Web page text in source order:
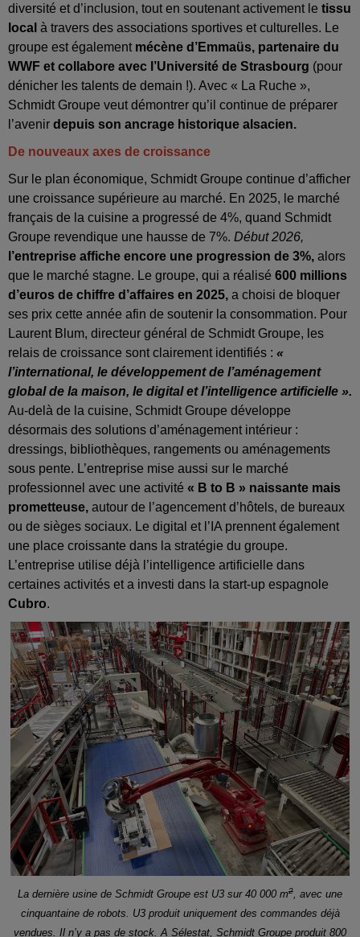
diversité et d’inclusion, tout en soutenant activement le tissu
local à travers des associations sportives et culturelles. Le
groupe est également mécène d’Emmaüs, partenaire du
WWF et collabore avec l’Université de Strasbourg (pour
dénicher les talents de demain !). Avec « La Ruche »,
Schmidt Groupe veut démontrer qu’il continue de préparer
l’avenir depuis son ancrage historique alsacien.
De nouveaux axes de croissance
Sur le plan économique, Schmidt Groupe continue d’afficher
une croissance supérieure au marché. En 2025, le marché
français de la cuisine a progressé de 4%, quand Schmidt
Groupe revendique une hausse de 7%. Début 2026,
l’entreprise affiche encore une progression de 3%, alors
que le marché stagne. Le groupe, qui a réalisé 600 millions
d’euros de chiffre d’affaires en 2025, a choisi de bloquer
ses prix cette année afin de soutenir la consommation. Pour
Laurent Blum, directeur général de Schmidt Groupe, les
relais de croissance sont clairement identifiés : «
l’international, le développement de l’aménagement
global de la maison, le digital et l’intelligence artificielle ».
Au-delà de la cuisine, Schmidt Groupe développe
désormais des solutions d’aménagement intérieur :
dressings, bibliothèques, rangements ou aménagements
sous pente. L’entreprise mise aussi sur le marché
professionnel avec une activité « B to B » naissante mais
prometteuse, autour de l’agencement d’hôtels, de bureaux
ou de sièges sociaux. Le digital et l’IA prennent également
une place croissante dans la stratégie du groupe.
L’entreprise utilise déjà l’intelligence artificielle dans
certaines activités et a investi dans la start-up espagnole
Cubro.
La dernière usine de Schmidt Groupe est U3 sur 40 000 m2
, avec une
cinquantaine de robots. U3 produit uniquement des commandes déjà
vendues. Il n’y a pas de stock. A Sélestat, Schmidt Groupe produit 800